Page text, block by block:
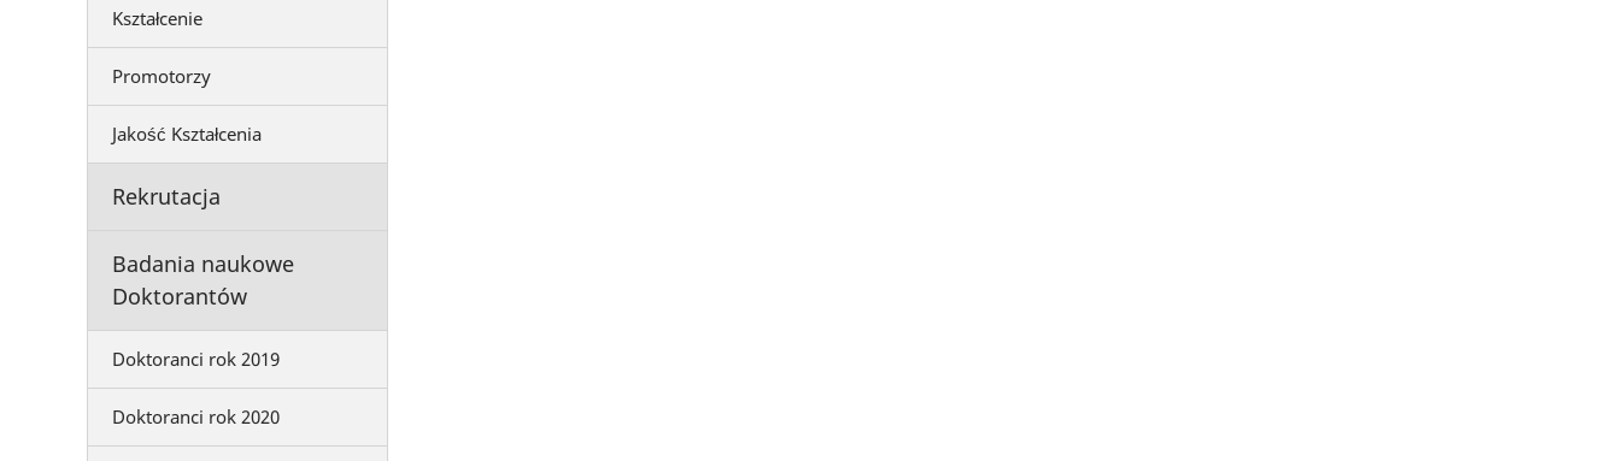
Kształcenie
Promotorzy
Jakość Kształcenia
Rekrutacja
Badania naukowe
Doktorantów
Doktoranci rok 2019
Doktoranci rok 2020